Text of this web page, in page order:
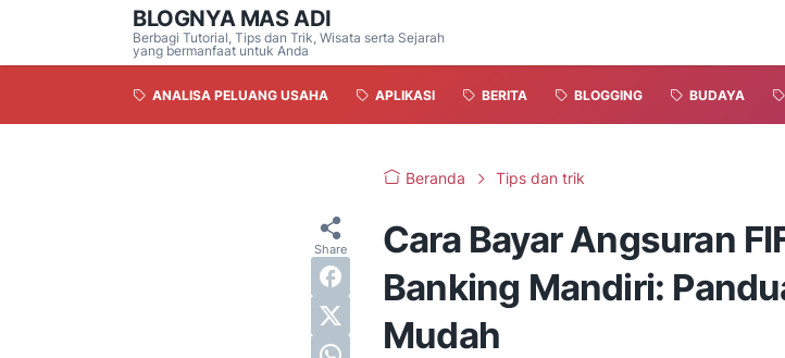
BLOGNYA MAS ADI
Berbagi Tutorial, Tips dan Trik, Wisata serta Sejarah
yang bermanfaat untuk Anda
ANALISA PELUANG USAHA APLIKASI BERITA BLOGGING BUDAYA
Beranda Tips dan trik
Cara Bayar Angsuran
Banking Mandiri:
Mudah